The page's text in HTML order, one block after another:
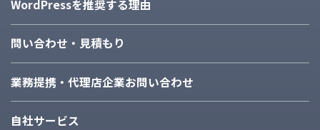
WordPressを推奨する理由
問い合わせ・見積もり
業務提携・代理店企業お問い合わせ
自社サービス